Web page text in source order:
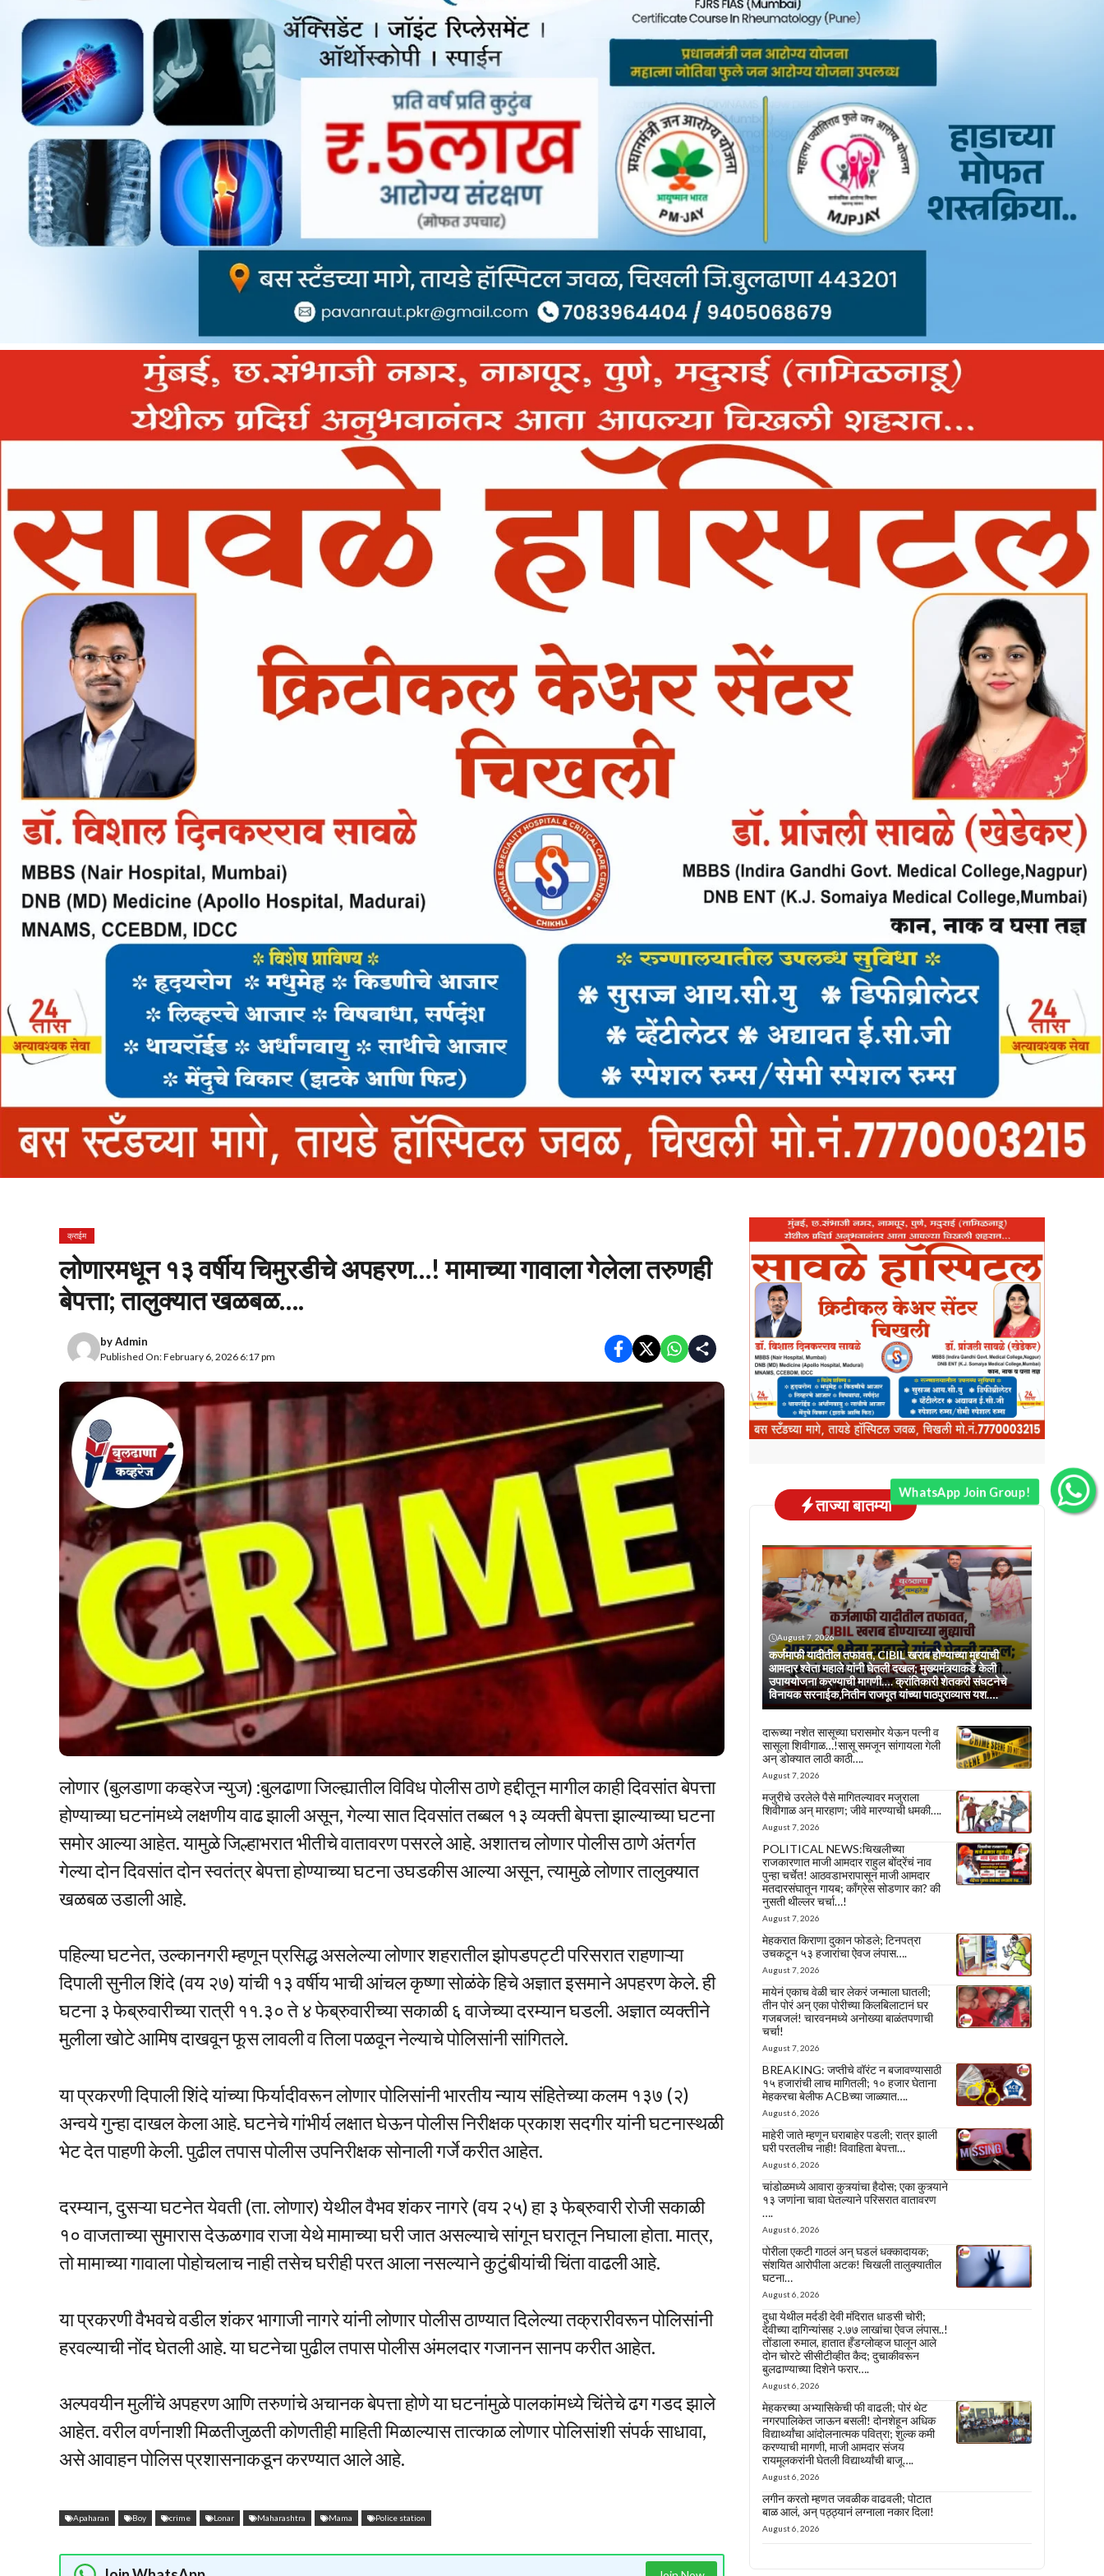
क्राईम
लोणारमधून १३ वर्षीय चिमुरडीचे अपहरण…! मामाच्या गावाला गेलेला तरुणही
बेपत्ता; तालुक्यात खळबळ….
byAdmin
Published On: February 6, 2026 6:17 pm
लोणार (बुलडाणा कव्हरेज न्युज) :बुलढाणा जिल्ह्यातील विविध पोलीस ठाणे हद्दीतून मागील काही दिवसांत बेपत्ता
होण्याच्या घटनांमध्ये लक्षणीय वाढ झाली असून, गेल्या सात दिवसांत तब्बल १३ व्यक्ती बेपत्ता झाल्याच्या घटना
समोर आल्या आहेत. यामुळे जिल्हाभरात भीतीचे वातावरण पसरले आहे. अशातच लोणार पोलीस ठाणे अंतर्गत
गेल्या दोन दिवसांत दोन स्वतंत्र बेपत्ता होण्याच्या घटना उघडकीस आल्या असून, त्यामुळे लोणार तालुक्यात
खळबळ उडाली आहे.
पहिल्या घटनेत, उल्कानगरी म्हणून प्रसिद्ध असलेल्या लोणार शहरातील झोपडपट्टी परिसरात राहणाऱ्या
दिपाली सुनील शिंदे (वय २७) यांची १३ वर्षीय भाची आंचल कृष्णा सोळंके हिचे अज्ञात इसमाने अपहरण केले. ही
घटना ३ फेब्रुवारीच्या रात्री ११.३० ते ४ फेब्रुवारीच्या सकाळी ६ वाजेच्या दरम्यान घडली. अज्ञात व्यक्तीने
मुलीला खोटे आमिष दाखवून फूस लावली व तिला पळवून नेल्याचे पोलिसांनी सांगितले.
या प्रकरणी दिपाली शिंदे यांच्या फिर्यादीवरून लोणार पोलिसांनी भारतीय न्याय संहितेच्या कलम १३७ (२)
अन्वये गुन्हा दाखल केला आहे. घटनेचे गांभीर्य लक्षात घेऊन पोलीस निरीक्षक प्रकाश सदगीर यांनी घटनास्थळी
भेट देत पाहणी केली. पुढील तपास पोलीस उपनिरीक्षक सोनाली गर्जे करीत आहेत.
दरम्यान, दुसऱ्या घटनेत येवती (ता. लोणार) येथील वैभव शंकर नागरे (वय २५) हा ३ फेब्रुवारी रोजी सकाळी
१० वाजताच्या सुमारास देऊळगाव राजा येथे मामाच्या घरी जात असल्याचे सांगून घरातून निघाला होता. मात्र,
तो मामाच्या गावाला पोहोचलाच नाही तसेच घरीही परत आला नसल्याने कुटुंबीयांची चिंता वाढली आहे.
या प्रकरणी वैभवचे वडील शंकर भागाजी नागरे यांनी लोणार पोलीस ठाण्यात दिलेल्या तक्रारीवरून पोलिसांनी
हरवल्याची नोंद घेतली आहे. या घटनेचा पुढील तपास पोलीस अंमलदार गजानन सानप करीत आहेत.
अल्पवयीन मुलींचे अपहरण आणि तरुणांचे अचानक बेपत्ता होणे या घटनांमुळे पालकांमध्ये चिंतेचे ढग गडद झाले
आहेत. वरील वर्णनाशी मिळतीजुळती कोणतीही माहिती मिळाल्यास तात्काळ लोणार पोलिसांशी संपर्क साधावा,
असे आवाहन पोलिस प्रशासनाकडून करण्यात आले आहे.
Apaharan Boy crime Lonar Maharashtra Mama Police station
ताज्या बातम्या
August 7, 2026
कर्जमाफी यादीतील तफावत, CIBIL खराब होण्याच्या मुद्द्याची
आमदार श्वेता महाले यांनी घेतली दखल; मुख्यमंत्र्याकडे केली
उपाययोजना करण्याची मागणी…. क्रांतिकारी शेतकरी संघटनेचे
विनायक सरनाईक,नितीन राजपूत यांच्या पाठपुराव्यास यश….
दारूच्या नशेत सासूच्या घरासमोर येऊन पत्नी व
सासूला शिवीगाळ…!सासू समजून सांगायला गेली
अन् डोक्यात लाठी काठी….
August 7, 2026
मजुरीचे उरलेले पैसे मागितल्यावर मजुराला
शिवीगाळ अन् मारहाण; जीवे मारण्याची धमकी….
August 7, 2026
POLITICAL NEWS:चिखलीच्या
राजकारणात माजी आमदार राहुल बोंद्रेंचं नाव
पुन्हा चर्चेत! आठवडाभरापासून माजी आमदार
मतदारसंघातून गायब; काँग्रेस सोडणार का? की
नुसती थील्लर चर्चा…!
August 7, 2026
मेहकरात किराणा दुकान फोडले; टिनपत्रा
उचकटून ५३ हजारांचा ऐवज लंपास….
August 7, 2026
मायेनं एकाच वेळी चार लेकरं जन्माला घातली;
तीन पोरं अन् एका पोरीच्या किलबिलाटानं घर
गजबजलं! चारवनमध्ये अनोख्या बाळंतपणाची
चर्चा!
August 7, 2026
BREAKING: जप्तीचे वॉरंट न बजावण्यासाठी
१५ हजारांची लाच मागितली; १० हजार घेताना
मेहकरचा बेलीफ ACBच्या जाळ्यात….
August 6, 2026
माहेरी जाते म्हणून घराबाहेर पडली; रात्र झाली
घरी परतलीच नाही! विवाहिता बेपत्ता…
August 6, 2026
चांडोळमध्ये आवारा कुत्र्यांचा हैदोस; एका कुत्र्याने
१३ जणांना चावा घेतल्याने परिसरात वातावरण
….
August 6, 2026
पोरीला एकटी गाठलं अन् घडलं धक्कादायक;
संशयित आरोपीला अटक! चिखली तालुक्यातील
घटना…
August 6, 2026
दुधा येथील मर्दडी देवी मंदिरात धाडसी चोरी;
देवीच्या दागिन्यांसह २.७७ लाखांचा ऐवज लंपास..!
तोंडाला रुमाल, हातात हँडग्लोव्हज घालून आले
दोन चोरटे सीसीटीव्हीत कैद; दुचाकीवरून
बुलढाण्याच्या दिशेने फरार….
August 6, 2026
मेहकरच्या अभ्यासिकेची फी वाढली; पोरं थेट
नगरपालिकेत जाऊन बसली! दोनशेहून अधिक
विद्यार्थ्यांचा आंदोलनात्मक पवित्रा; शुल्क कमी
करण्याची मागणी, माजी आमदार संजय
रायमूलकरांनी घेतली विद्यार्थ्यांची बाजू….
August 6, 2026
लगीन करतो म्हणत जवळीक वाढवली; पोटात
बाळ आलं, अन् पठ्ठ्यानं लग्नाला नकार दिला!
August 6, 2026
WhatsApp Join Group!